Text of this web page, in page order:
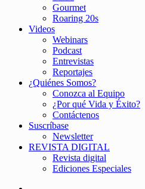
Gourmet
Roaring 20s
Videos
Webinars
Podcast
Entrevistas
Reportajes
¿Quiénes Somos?
Conozca al Equipo
¿Por qué Vida y Éxito?
Contáctenos
Suscríbase
Newsletter
REVISTA DIGITAL
Revista digital
Ediciones Especiales